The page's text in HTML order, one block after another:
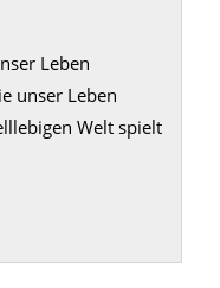
Leben
unser Leben
Welt spielt